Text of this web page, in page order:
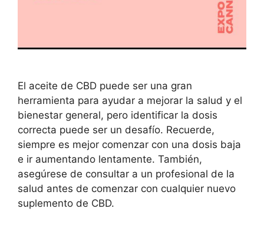
El aceite de CBD puede ser una gran
herramienta para ayudar a mejorar la salud y el
bienestar general, pero identificar la dosis
correcta puede ser un desafío. Recuerde,
siempre es mejor comenzar con una dosis baja
e ir aumentando lentamente. También,
asegúrese de consultar a un profesional de la
salud antes de comenzar con cualquier nuevo
suplemento de CBD.